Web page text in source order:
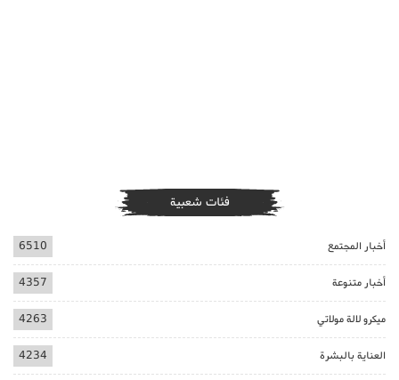
فئات شعبية
أخبار المجتمع 6510
أخبار متنوعة 4357
ميكرو لالة مولاتي 4263
العناية بالبشرة 4234